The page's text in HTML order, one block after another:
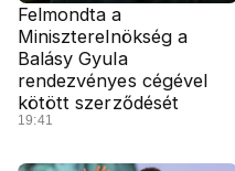
Felmondta a
Miniszterelnökség a
Balásy Gyula
rendezvényes cégével
kötött szerződését
19:41